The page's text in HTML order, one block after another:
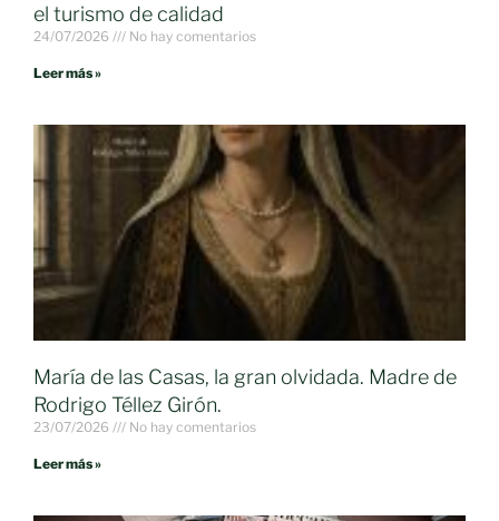
el turismo de calidad
24/07/2026 No hay comentarios
Leer más »
María de las Casas, la gran olvidada. Madre de
Rodrigo Téllez Girón.
23/07/2026 No hay comentarios
Leer más »